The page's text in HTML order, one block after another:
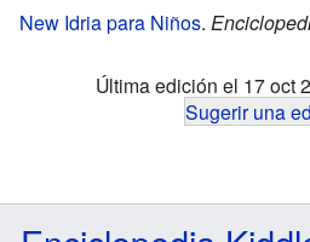
New Idria para Niños.
Última edición el 17 oct
Sugerir una